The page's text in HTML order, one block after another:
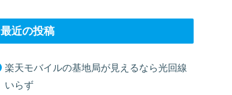
最近の投稿
楽天モバイルの基地局が見えるなら光回線
いらず